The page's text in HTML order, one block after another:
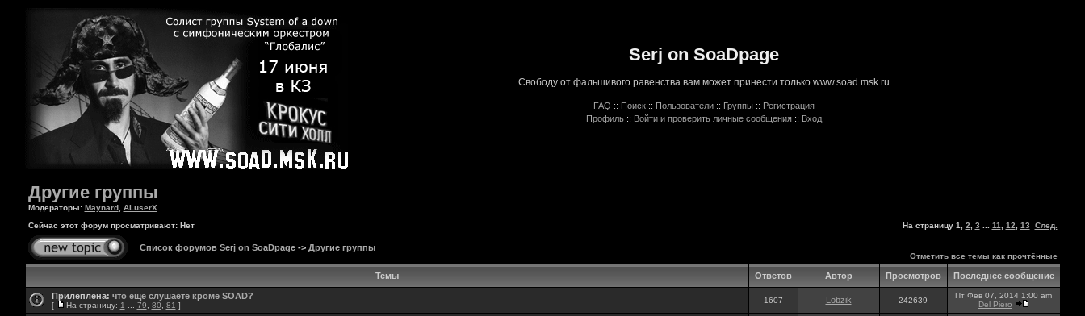
Serj on SoaDpage
Свободу от фальшивого равенства вам может принести только www.soad.msk.ru
FAQ :: Поиск :: Пользователи :: Группы :: Регистрация
Профиль :: Войти и проверить личные сообщения :: Вход
Другие группы
Модераторы: Maynard, ALuserX
Сейчас этот форум просматривают: Нет
На страницу 1 2 3 11 12 13 След.
Список форумов Serj on SoaDpage-> Другие группы
Отметить все темы как прочтённые
Темы Ответов Автор Просмотров Последнее сообщение
Прилеплена: что ещё слушаете кроме SOAD?
[ На страницу: 1 79 80 81 ]
1607 Lobzik 242639
Пт Фев 07, 2014 1:00 am
Del Piero